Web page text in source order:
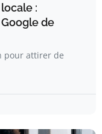
:
de
pour attirer de